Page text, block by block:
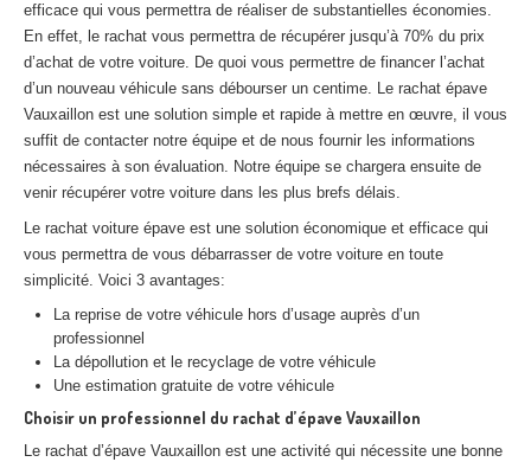
Centreagréé VHU 93 : casse auto avec destruction
Centreagréé VHU 94 : casse auto avec destruction
Centre agréé VHU 95 : casse auto avec destruction
DOCUMENTS À JOINDRE
CONTACT
01 83 64 20 40
efficace qui vous permettra de réaliser de substantielles économies.
En effet, le rachat vous permettra de récupérer jusqu’à 70% du prix
d’achat de votre voiture. De quoi vous permettre de financer l’achat
d’un nouveau véhicule sans débourser un centime. Le rachat épave
Vauxaillon est une solution simple et rapide à mettre en œuvre, il vous
suffit de contacter notre équipe et de nous fournir les informations
nécessaires à son évaluation. Notre équipe se chargera ensuite de
venir récupérer votre voiture dans les plus brefs délais.
Le rachat voiture épave est une solution économique et efficace qui
vous permettra de vous débarrasser de votre voiture en toute
simplicité. Voici 3 avantages:
La reprise de votre véhicule hors d’usage auprès d’un
professionnel
La dépollution et le recyclage de votre véhicule
Une estimation gratuite de votre véhicule
Choisir un professionnel du rachat d’épave Vauxaillon
Le rachat d’épave Vauxaillon est une activité qui nécessite une bonne